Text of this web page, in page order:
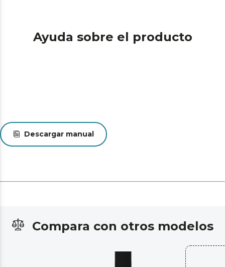
Ayuda sobre el producto
Descargar manual
Compara con otros modelos